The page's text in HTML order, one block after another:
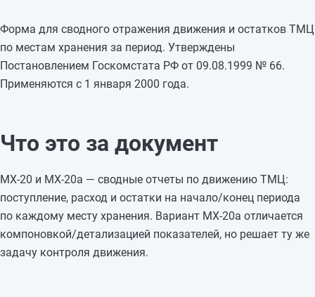
Форма для сводного отражения движения и остатков ТМЦ
по местам хранения за период. Утверждены
Постановлением Госкомстата РФ от 09.08.1999 № 66.
Применяются с 1 января 2000 года.
Что это за документ
МХ-20 и МХ-20а — сводные отчеты по движению ТМЦ:
поступление, расход и остатки на начало/конец периода
по каждому месту хранения. Вариант МХ-20а отличается
компоновкой/детализацией показателей, но решает ту же
задачу контроля движения.